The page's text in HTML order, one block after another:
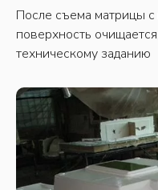
После съема матрицы
поверхность
техническому заданию